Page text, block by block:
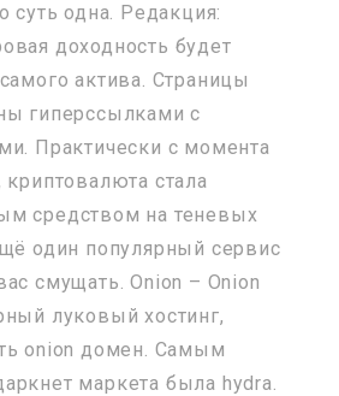
суть одна. Редакция:
доходность будет
актива. Страницы
гиперссылками с
Практически с момента
стала
средством на теневых
один популярный сервис
смущать. Onion – Onion
луковый хостинг,
onion домен. Самым
маркета была hydra.